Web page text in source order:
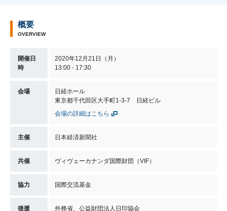
概要
OVERVIEW
開催日
時
2020年12月21日（月）
13:00 - 17:30
会場
日経ホール
東京都千代田区大手町1-3-7 日経ビル
会場の詳細はこちら
主催 日本経済新聞社
共催 ヴィヴェーカナンダ国際財団（VIF）
協力 国際交流基金
後援 外務省、公益財団法人日印協会